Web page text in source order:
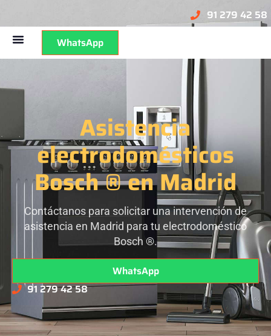
91 279 42 58
WhatsApp
Asistencia
electrodomésticos
Bosch ® en Madrid
Contáctanos para solicitar una intervención de
asistencia en Madrid para tu electrodoméstico
Bosch ®.
WhatsApp
91 279 42 58